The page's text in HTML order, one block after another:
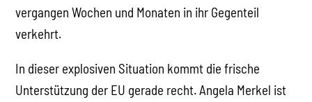
vergangen Wochen und Monaten in ihr Gegenteil
verkehrt.
In dieser explosiven Situation kommt die frische
Unterstützung der EU gerade recht. Angela Merkel ist